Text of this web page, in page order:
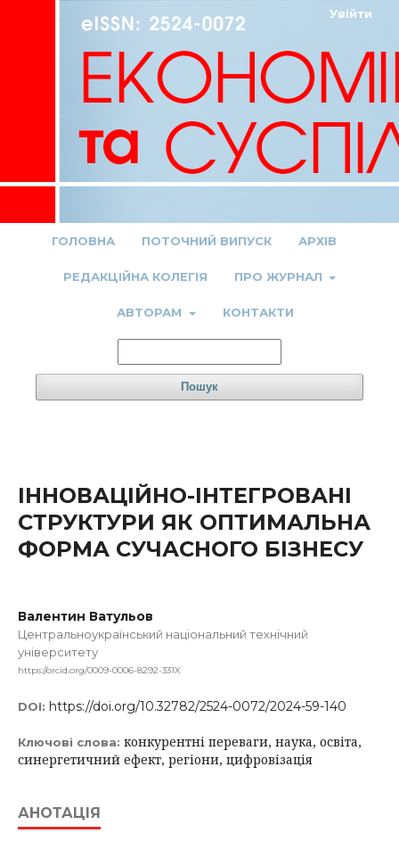
ГОЛОВНА ПОТОЧНИЙ ВИПУСК АРХІВ
РЕДАКЦІЙНА КОЛЕГІЯ ПРО ЖУРНАЛ
АВТОРАМ КОНТАКТИ
Пошук
Увійти
ІННОВАЦІЙНО-ІНТЕГРОВАНІ
СТРУКТУРИ ЯК ОПТИМАЛЬНА
ФОРМА СУЧАСНОГО БІЗНЕСУ
Валентин Ватульов
Центральноукраїнський національний технічний
університету
https://orcid.org/0009-0006-8292-331X
DOI: https://doi.org/10.32782/2524-0072/2024-59-140
Ключові слова: конкурентні переваги, наука, освіта,
синергетичний ефект, регіони, цифровізація
АНОТАЦІЯ